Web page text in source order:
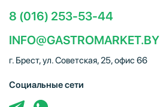
8 (016) 253-53-44
INFO@GASTROMARKET.BY
г. Брест, ул. Советская, 25, офис 66
Социальные сети